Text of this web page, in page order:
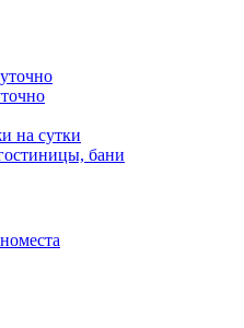
на сутки
бани